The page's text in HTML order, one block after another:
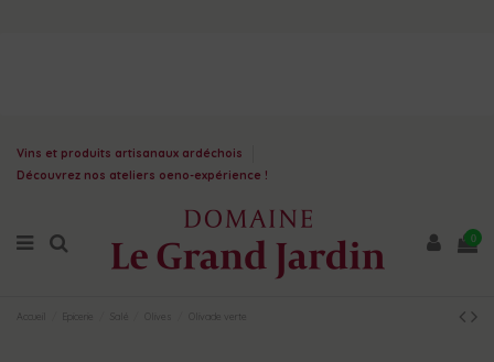
Vins et produits artisanaux ardéchois
Découvrez nos ateliers oeno-expérience !
0
Accueil Epicerie Salé Olives Olivade verte